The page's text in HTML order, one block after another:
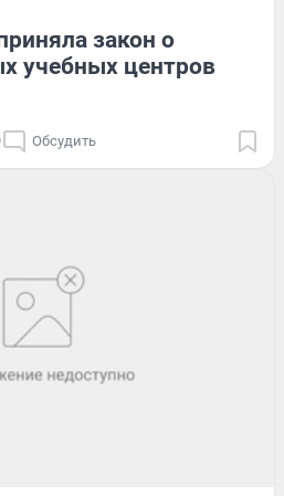
закон о
учебных центров
Обсудить